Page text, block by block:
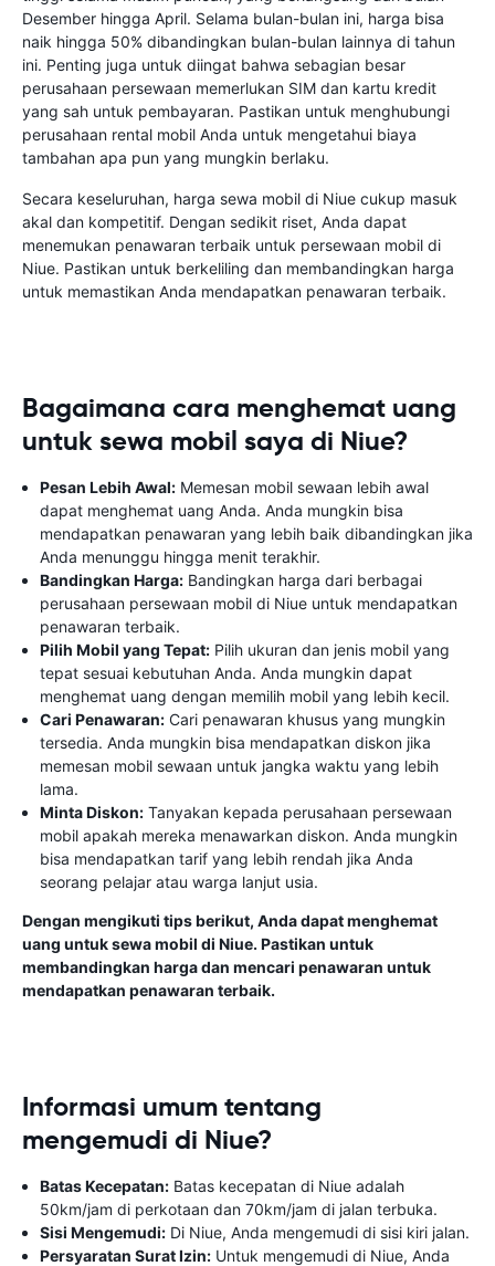
Desember hingga April. Selama bulan-bulan ini, harga bisa
naik hingga 50% dibandingkan bulan-bulan lainnya di tahun
ini. Penting juga untuk diingat bahwa sebagian besar
perusahaan persewaan memerlukan SIM dan kartu kredit
yang sah untuk pembayaran. Pastikan untuk menghubungi
perusahaan rental mobil Anda untuk mengetahui biaya
tambahan apa pun yang mungkin berlaku.
Secara keseluruhan, harga sewa mobil di Niue cukup masuk
akal dan kompetitif. Dengan sedikit riset, Anda dapat
menemukan penawaran terbaik untuk persewaan mobil di
Niue. Pastikan untuk berkeliling dan membandingkan harga
untuk memastikan Anda mendapatkan penawaran terbaik.
Bagaimana cara menghemat uang
untuk sewa mobil saya di Niue?
Pesan Lebih Awal: Memesan mobil sewaan lebih awal
dapat menghemat uang Anda. Anda mungkin bisa
mendapatkan penawaran yang lebih baik dibandingkan jika
Anda menunggu hingga menit terakhir.
Bandingkan Harga: Bandingkan harga dari berbagai
perusahaan persewaan mobil di Niue untuk mendapatkan
penawaran terbaik.
Pilih Mobil yang Tepat: Pilih ukuran dan jenis mobil yang
tepat sesuai kebutuhan Anda. Anda mungkin dapat
menghemat uang dengan memilih mobil yang lebih kecil.
Cari Penawaran: Cari penawaran khusus yang mungkin
tersedia. Anda mungkin bisa mendapatkan diskon jika
memesan mobil sewaan untuk jangka waktu yang lebih
lama.
Minta Diskon: Tanyakan kepada perusahaan persewaan
mobil apakah mereka menawarkan diskon. Anda mungkin
bisa mendapatkan tarif yang lebih rendah jika Anda
seorang pelajar atau warga lanjut usia.
Dengan mengikuti tips berikut, Anda dapat menghemat
uang untuk sewa mobil di Niue. Pastikan untuk
membandingkan harga dan mencari penawaran untuk
mendapatkan penawaran terbaik.
Informasi umum tentang
mengemudi di Niue?
Batas Kecepatan: Batas kecepatan di Niue adalah
50km/jam di perkotaan dan 70km/jam di jalan terbuka.
Sisi Mengemudi: Di Niue, Anda mengemudi di sisi kiri jalan.
Persyaratan Surat Izin: Untuk mengemudi di Niue, Anda